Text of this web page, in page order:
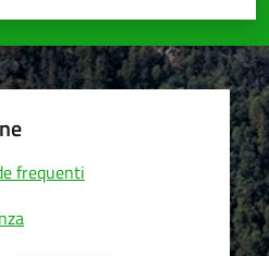
su 5
5
frequenti